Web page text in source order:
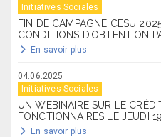
Initiatives Sociales
FIN DE CAMPAGNE CESU
CONDITIONS D’OBTENTION
En savoir plus
04.06.2025
Initiatives Sociales
UN WEBINAIRE SUR LE
FONCTIONNAIRES LE JEUDI
En savoir plus